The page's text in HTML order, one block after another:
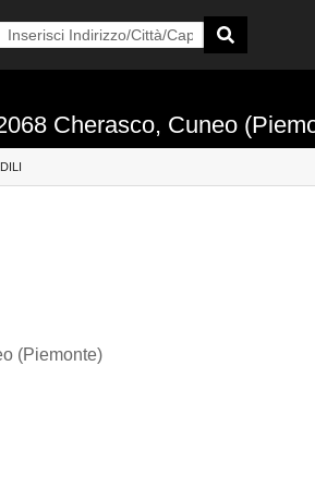
Cherasco, Cuneo
(Piemonte)